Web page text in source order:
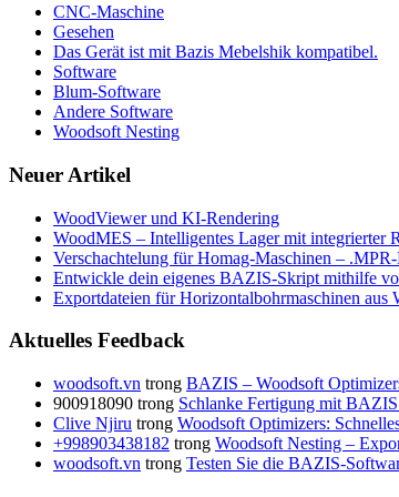
CNC-Maschine
Gesehen
Das Gerät ist mit Bazis Mebelshik kompatibel.
Software
Blum-Software
Andere Software
Woodsoft Nesting
Neuer Artikel
WoodViewer und KI-Rendering
WoodMES – Intelligentes Lager mit integrierter
Verschachtelung für Homag-Maschinen –
Entwickle dein eigenes BAZIS-Skript mithilfe
Exportdateien für Horizontalbohrmaschinen aus
Aktuelles Feedback
woodsoft.vn trong BAZIS – Woodsoft
900918090 trong Schlanke Fertigung mit
Clive Njiru trong Woodsoft Optimizers:
+998903438182 trong Woodsoft Nesting –
woodsoft.vn trong Testen Sie die BAZIS-